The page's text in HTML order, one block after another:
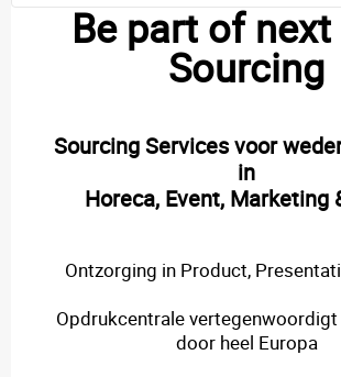
Be part of next
Sourcing
Sourcing Services voor
in
Horeca, Event, Marketing
Ontzorging in Product,
Opdrukcentrale
door heel Europa